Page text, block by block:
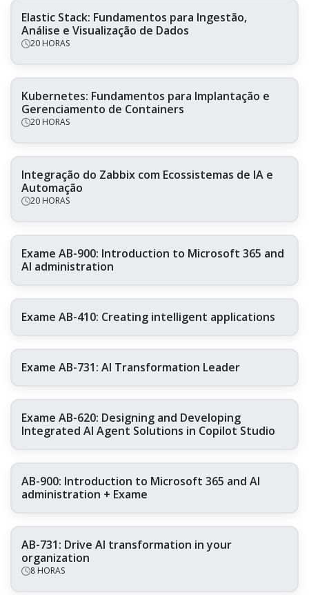
Elastic Stack: Fundamentos para Ingestão,
Análise e Visualização de Dados
20 HORAS
Kubernetes: Fundamentos para Implantação e
Gerenciamento de Containers
20 HORAS
Integração do Zabbix com Ecossistemas de IA e
Automação
20 HORAS
Exame AB-900: Introduction to Microsoft 365 and
AI administration
Exame AB-410: Creating intelligent applications
Exame AB-731: AI Transformation Leader
Exame AB-620: Designing and Developing
Integrated AI Agent Solutions in Copilot Studio
AB-900: Introduction to Microsoft 365 and AI
administration + Exame
AB-731: Drive AI transformation in your
organization
8 HORAS